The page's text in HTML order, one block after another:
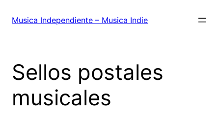
Musica Independiente – Musica Indie
Sellos postales
musicales